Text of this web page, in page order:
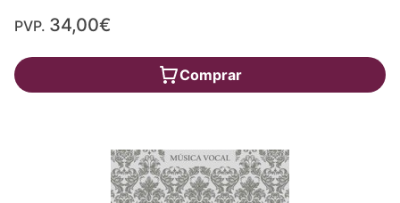
PVP. 34,00€
Comprar